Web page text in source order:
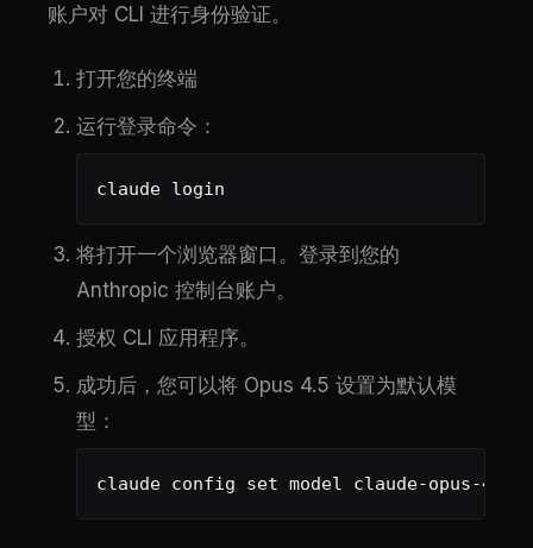
账户对 CLI 进行身份验证。
打开您的终端
运行登录命令：
claude login
将打开一个浏览器窗口。登录到您的
Anthropic 控制台账户。
授权 CLI 应用程序。
成功后，您可以将 Opus 4.5 设置为默认模
型：
claude config set model claude-opus-4-5-